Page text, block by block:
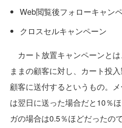
Web閲覧後フォローキャン
クロスセルキャンペーン
カート放置キャンペーンと
ままの顧客に対し、カート投
顧客に送付するというもの。
は翌日に送った場合だと10％
ガの場合は0.5％ほどだったの